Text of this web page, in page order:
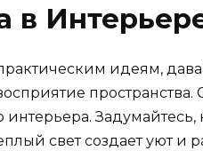
в
идеям,
пространства.
Задумайтесь,
свет создает уют и